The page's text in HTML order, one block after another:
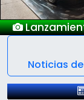
Salón
Noticias de